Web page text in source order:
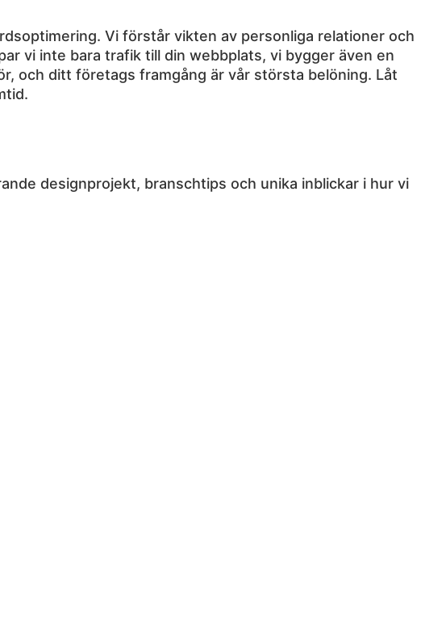
Vi förstår vikten av personliga relationer och
vi inte bara trafik till din webbplats, vi bygger även en
och ditt företags framgång är vår största belöning. Låt
designprojekt, branschtips och unika inblickar i hur vi